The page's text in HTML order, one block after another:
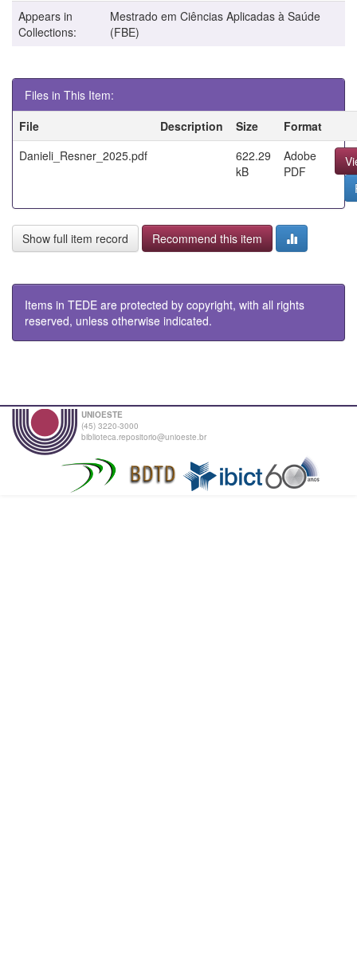
Appears in
Collections:
Mestrado em Ciências Aplicadas à Saúde
(FBE)
Files in This Item:
File
Description Size
Format
Danieli_Resner_2025.pdf
622.29
kB
Adobe
PDF
Show full item record Recommend this item
Items in TEDE are protected by copyright, with all rights
reserved, unless otherwise indicated.
UNIOESTE
(45) 3220-3000
biblioteca.repositorio@unioeste.br